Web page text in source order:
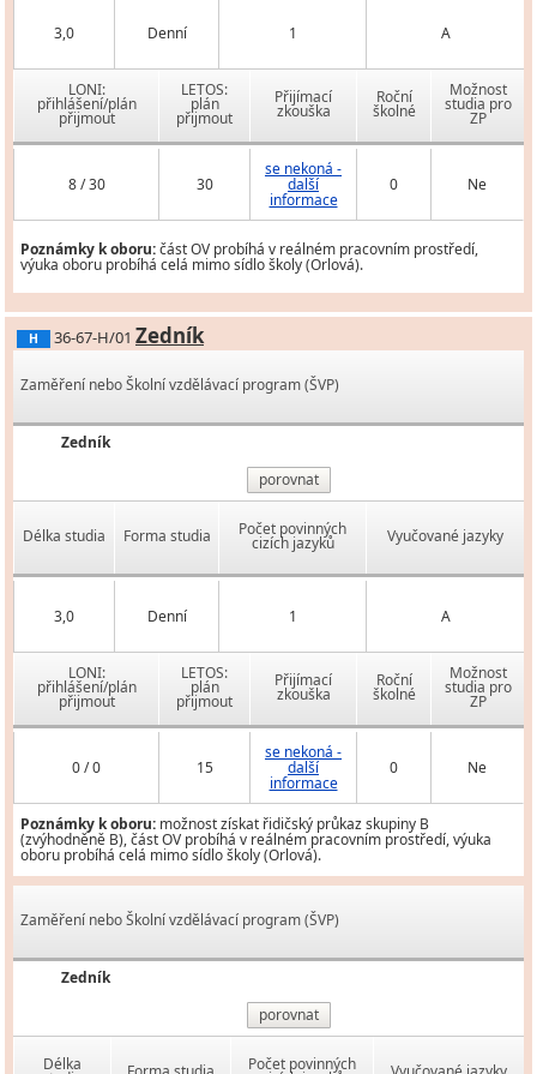
3,0 Denní 1 A
LONI:
přihlášení/plán
přijmout
LETOS:
plán
přijmout
Přijímací
zkouška
Roční
školné
Možnost
studia pro
ZP
8 / 30 30
se nekoná -
další
informace
0 Ne
Poznámky k oboru:část OV probíhá v reálném pracovním prostředí,
výuka oboru probíhá celá mimo sídlo školy (Orlová).
H 36-67-H/01 Zedník
Zaměření nebo Školní vzdělávací program (ŠVP)
Zedník
porovnat
Délka studia Forma studia Počet povinných
cizích jazyků Vyučované jazyky
3,0 Denní 1 A
LONI:
přihlášení/plán
přijmout
LETOS:
plán
přijmout
Přijímací
zkouška
Roční
školné
Možnost
studia pro
ZP
0 / 0 15
se nekoná -
další
informace
0 Ne
Poznámky k oboru: možnost získat řidičský průkaz skupiny B
(zvýhodněně B), část OV probíhá v reálném pracovním prostředí, výuka
oboru probíhá celá mimo sídlo školy (Orlová).
Zaměření nebo Školní vzdělávací program (ŠVP)
Zedník
porovnat
Délka Počet povinných